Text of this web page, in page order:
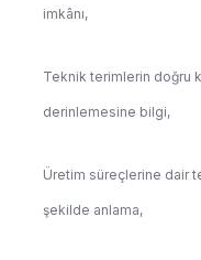
imkânı,
Teknik terimlerin doğru
derinlemesine bilgi,
Üretim süreçlerine dair
şekilde anlama,